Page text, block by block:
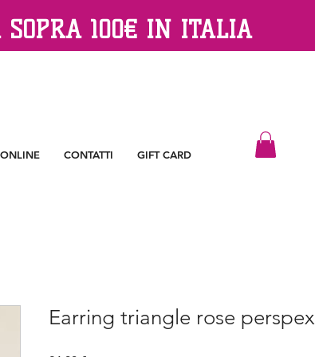
SOPRA 100€ IN ITALIA
CONTATTI GIFT CARD
Earring triangle rose perspex